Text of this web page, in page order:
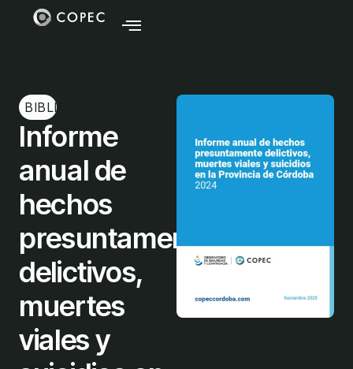
BIBLIOTECA
Informe
anual de
hechos
presuntamente
delictivos,
muertes
viales y